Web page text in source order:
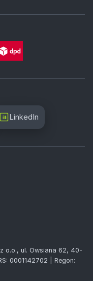
LinkedIn
o.o., ul. Owsiana 62, 40-
0001142702 | Regon: